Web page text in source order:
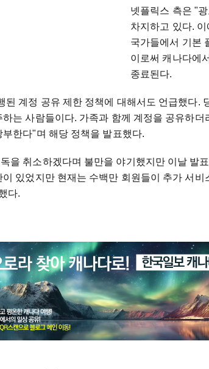
넷플릭스 측은 "
차지하고 있다.
국가들에서 기본
이로써 캐나다에
종료된다.
된 계정 공유 제한 정책에 대해서도 언급했다.
는 사람들이다. 가족과 함께 계정을 공유하더
한다"며 해당 정책을 발표했다.
을 취소하겠다며 불만을 야기했지만 이날 발
있었지만 현재는 수백만 회원들이 추가 서비
다.